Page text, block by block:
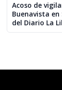
Acoso de
Buenavista
del Diario La